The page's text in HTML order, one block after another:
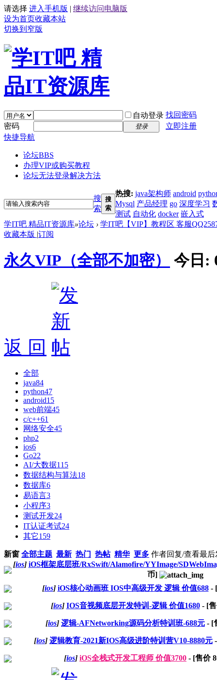
请选择 进入手机版 | 继续访问电脑版
设为首页收藏本站
切换到窄版
自动登录 找回密码
密码
登录
立即注册
快捷导航
论坛BBS
办理VIP或购买教程
论坛无法登录解决方法
搜
索
搜
索
热搜: java架构师 android
Mysql 产品经理 go 深度学习
测试 自动化 docker 嵌入式
学IT吧 精品IT资源库»论坛 › 学IT吧【VIP】教程区 客服
收藏本版 |订阅
永久VIP（全部不加密） 今日:
返 回
全部
java84
python47
android15
web前端45
c/c++61
网络安全45
php2
ios6
Go22
AI/大数据115
数据结构与算法18
数据库6
易语言3
小程序3
测试开发24
IT认证考试24
其它159
新窗 全部主题 最新 热门 热帖 精华 更多 作者回复/查看最后
[ios] iOS框架底层班/RxSwift/Alamofire/YYImage/
币]
[ios] iOS核心动画班 IOS中高级开发 逻辑 价值688-
[ios] IOS音视频底层开发特训-逻辑 价值1680- [
[ios] 逻辑-AFNetworking源码分析特训班-688元 - [
[ios] 逻辑教育-2021新IOS高级进阶特训营V10-8880元
[ios] iOS全栈式开发工程师 价值3700 - [售价